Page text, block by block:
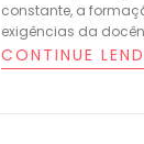
constante, a
exigências da
CONTINUE